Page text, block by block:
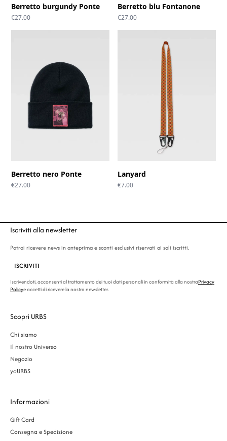
Berretto burgundy Ponte
€27.00
Berretto blu Fontanone
€27.00
Berretto nero Ponte
€27.00
Lanyard
€7.00
Iscriviti alla newsletter
Potrai ricevere news in anteprima e sconti esclusivi riservati ai soli iscritti.
ISCRIVITI
Iscrivendoti, acconsenti al trattamento dei tuoi dati personali in conformità alla nostraPrivacy
Policye accetti di ricevere la nostra newsletter.
Scopri URBS
Chi siamo
Il nostro Universo
Negozio
yoURBS
Informazioni
Gift Card
Consegna e Spedizione